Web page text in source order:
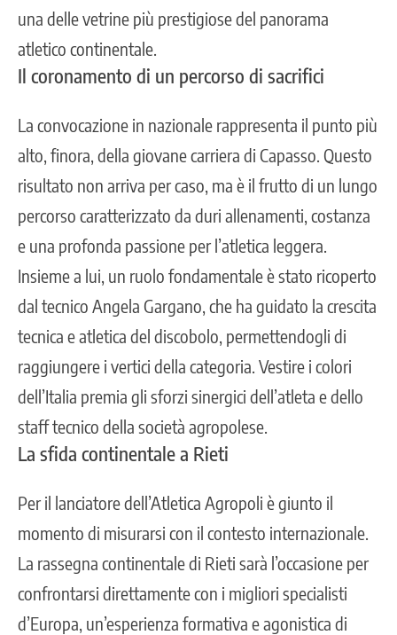
una delle vetrine più prestigiose del panorama
atletico continentale.
Il coronamento di un percorso di sacrifici
La convocazione in nazionale rappresenta il punto più
alto, finora, della giovane carriera di Capasso. Questo
risultato non arriva per caso, ma è il frutto di un lungo
percorso caratterizzato da duri allenamenti, costanza
e una profonda passione per l’atletica leggera
Insieme a lui, un ruolo fondamentale è stato ricoperto
dal tecnico Angela Gargano, che ha guidato la crescita
tecnica e atletica del discobolo, permettendogli di
raggiungere i vertici della categoria. Vestire i colori
dell’Italia premia gli sforzi sinergici dell’atleta e dello
staff tecnico della società agropolese.
La sfida continentale a Rieti
Per il lanciatore dell’Atletica Agropoli è giunto il
momento di misurarsi con il contesto internazionale.
La rassegna continentale di Rieti sarà l’occasione per
confrontarsi direttamente con i migliori specialisti
d’Europa, un’esperienza formativa e agonistica di